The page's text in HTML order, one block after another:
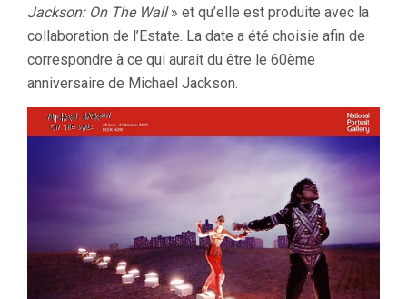
Jackson: On The Wall» et qu’elle est produite avec la
collaboration de l’Estate. La date a été choisie afin de
correspondre à ce qui aurait du être le 60ème
anniversaire de Michael Jackson.